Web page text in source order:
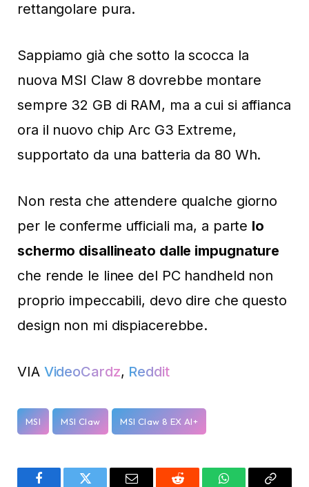
rettangolare pura.
Sappiamo già che sotto la scocca la
nuova MSI Claw 8 dovrebbe montare
sempre 32 GB di RAM, ma a cui si affianca
ora il nuovo chip Arc G3 Extreme,
supportato da una batteria da 80 Wh.
Non resta che attendere qualche giorno
per le conferme ufficiali ma, a parte lo
schermo disallineato dalle impugnature
che rende le linee del PC handheld non
proprio impeccabili, devo dire che questo
design non mi dispiacerebbe.
VIA VideoCardz, Reddit
MSI MSI Claw MSI Claw 8 EX AI+